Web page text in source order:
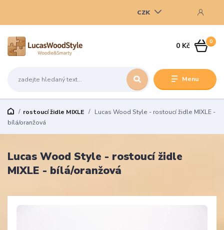
Menu
CZK
0
0 Kč
rostoucí židle MIXLE
Lucas Wood Style - rostoucí židle MIXLE -
bílá/oranžová
Lucas Wood Style - rostoucí židle
MIXLE - bílá/oranžová